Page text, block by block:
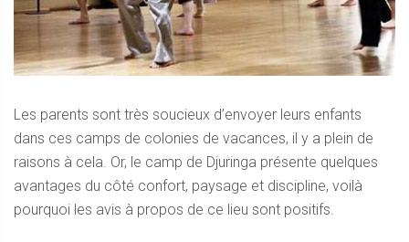
Les parents sont très soucieux d’envoyer leurs enfants
dans ces camps de colonies de vacances, il y a plein de
raisons à cela. Or, le camp de Djuringa présente quelques
avantages du côté confort, paysage et discipline, voilà
pourquoi les avis à propos de ce lieu sont positifs.